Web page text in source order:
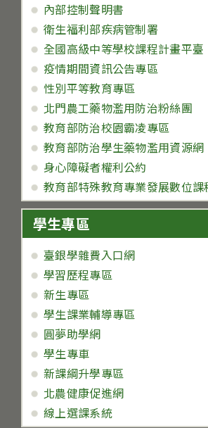
內部控制聲明書
衛生福利部疾病管制署
全國高級中等學校課程計畫平臺
疫情期間資訊公告專區
性別平等教育專區
北門農工藥物濫用防治粉絲團
教育部防治校園霸凌專區
教育部防治學生藥物濫用資源網
身心障礙者權利公約
教育部特殊教育專業發展數位課
學生專區
臺銀學雜費入口網
學習歷程專區
新生專區
學生課業輔導專區
圓夢助學網
學生專車
新課綱升學專區
北農健康促進網
線上選課系統